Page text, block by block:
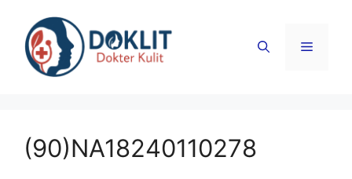
Menu
(90)NA18240110278